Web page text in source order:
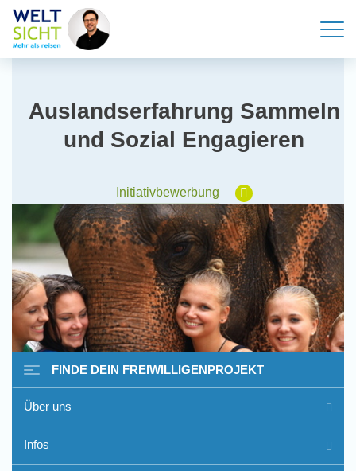
Auslandserfahrung Sammeln
und Sozial Engagieren
Initiativbewerbung
Freiwilligenarbeit im Ausland
- Erfahrungsberichte
FINDE DEIN FREIWILLIGENPROJEKT
Über uns
Infos